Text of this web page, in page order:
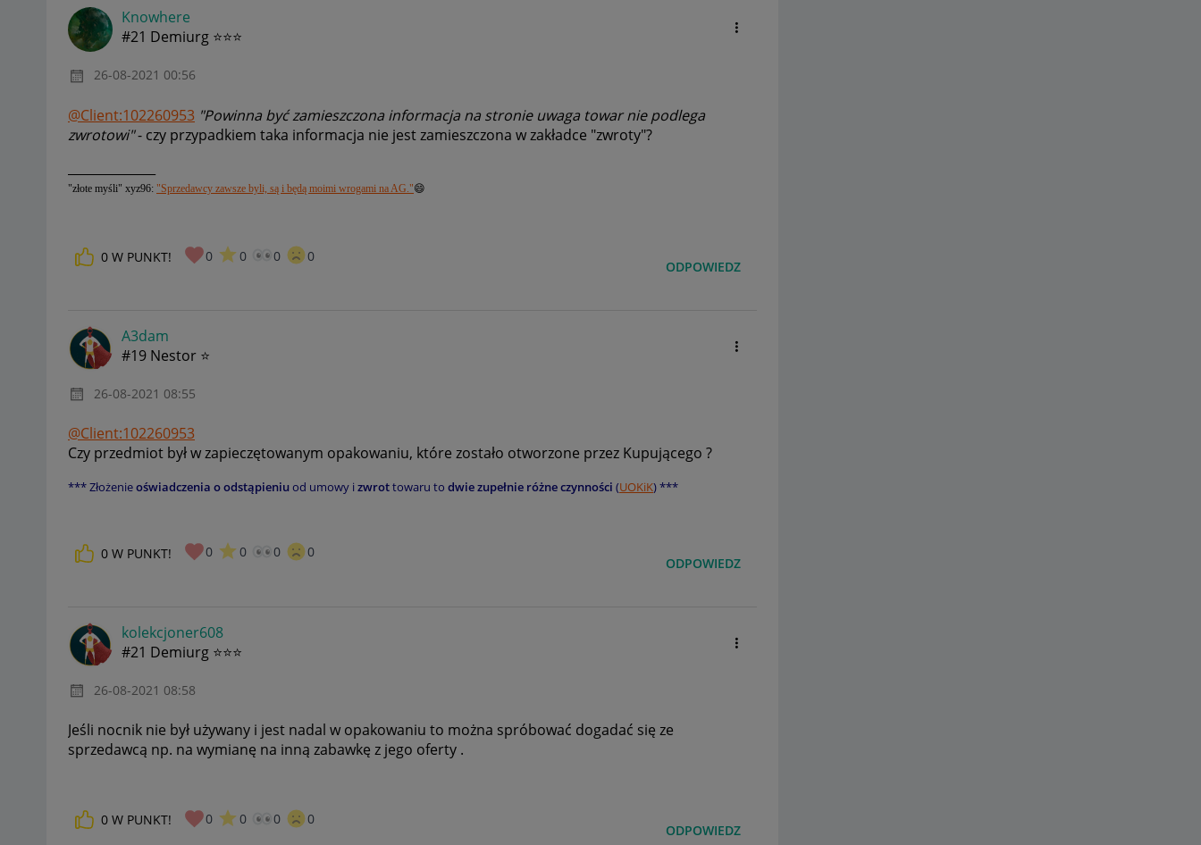
Knowhere
#21 Demiurg ⭐⭐⭐
‎26-08-2021 00:56
@Client:102260953 "Powinna być zamieszczona informacja na stronie uwaga towar nie podlega
zwrotowi"- czy przypadkiem taka informacja nie jest zamieszczona w zakładce "zwroty"?
"złote myśli" xyz96: "Sprzedawcy zawsze byli, są i będą moimi wrogami na AG."😄
0 W PUNKT! 0 0 0 0
ODPOWIEDZ
A3dam
#19 Nestor ⭐
‎26-08-2021 08:55
@Client:102260953
Czy przedmiot był w zapieczętowanym opakowaniu, które zostało otworzone przez Kupującego ?
*** Złożenieoświadczenia o odstąpieniuod umowy i zwrottowaru to dwie zupełnie różne czynności (UOKiK) ***
0 W PUNKT! 0 0 0 0
ODPOWIEDZ
kolekcjoner608
#21 Demiurg ⭐⭐⭐
‎26-08-2021 08:58
Jeśli nocnik nie był używany i jest nadal w opakowaniu to można spróbować dogadać się ze
sprzedawcą np. na wymianę na inną zabawkę z jego oferty .
0 W PUNKT! 0 0 0 0
ODPOWIEDZ